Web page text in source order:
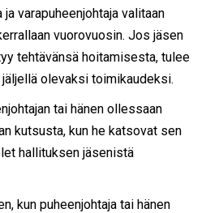
varapuheenjohtaja valitaan
vuorovuosin. Jos jäsen
tehtävänsä hoitamisesta, tulee
olevaksi toimikaudeksi.
tai hänen ollessaan
kutsusta, kun he katsovat sen
hallituksen jäsenistä
kun puheenjohtaja tai hänen